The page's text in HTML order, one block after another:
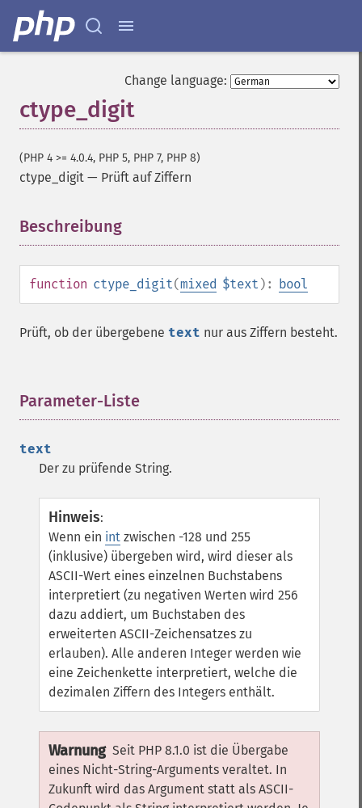
Change language:
ctype_digit
(PHP 4 >= 4.0.4, PHP 5, PHP 7, PHP 8)
ctype_digit — Prüft auf Ziffern
Beschreibung
function ctype_digit(mixed $text ): bool
Prüft, ob der übergebene text nur aus Ziffern besteht.
Parameter-Liste
text
Der zu prüfende String.
Hinweis:
Wenn ein int zwischen -128 und 255
(inklusive) übergeben wird, wird dieser als
ASCII-Wert eines einzelnen Buchstabens
interpretiert (zu negativen Werten wird 256
dazu addiert, um Buchstaben des
erweiterten ASCII-Zeichensatzes zu
erlauben). Alle anderen Integer werden wie
eine Zeichenkette interpretiert, welche die
dezimalen Ziffern des Integers enthält.
Warnung Seit PHP 8.1.0 ist die Übergabe
eines Nicht-String-Arguments veraltet. In
Zukunft wird das Argument statt als ASCII-